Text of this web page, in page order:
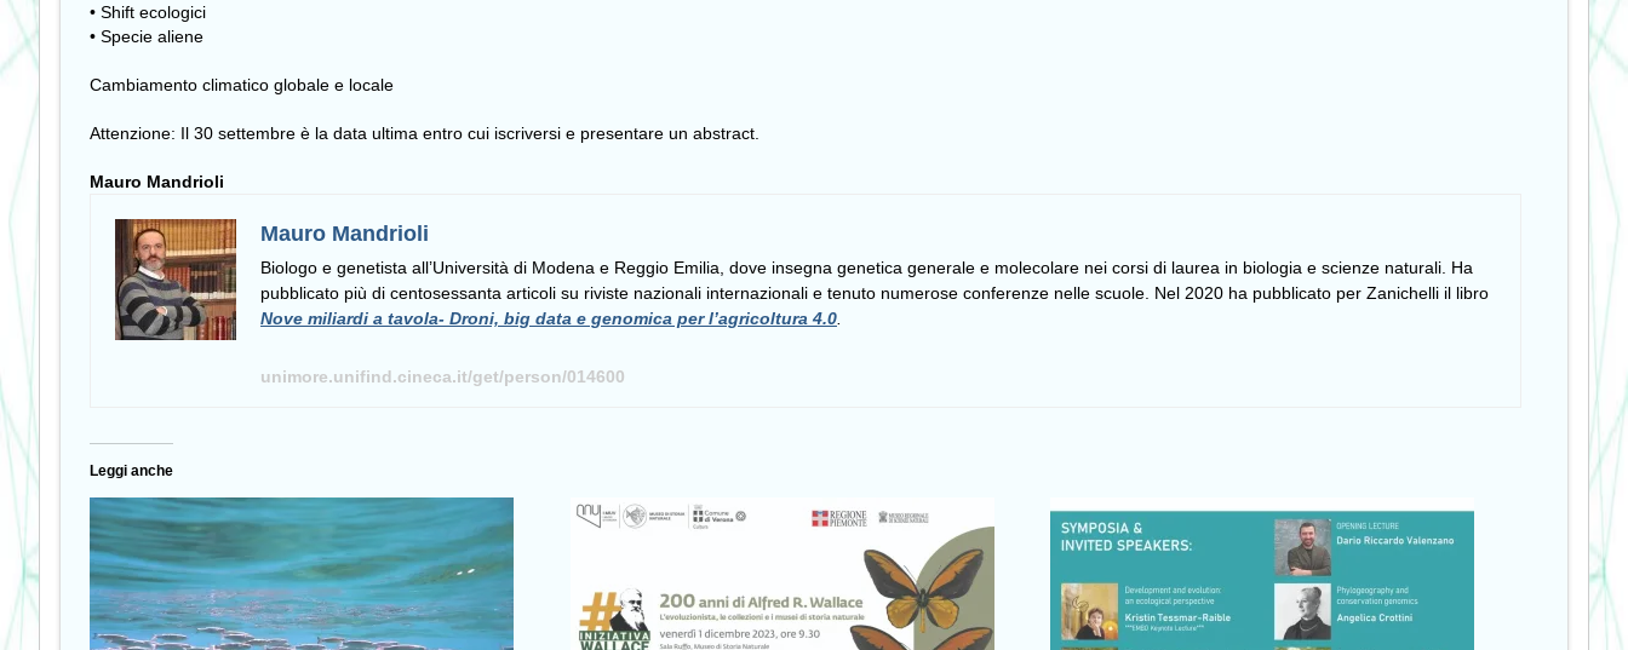
• Shift ecologici
• Specie aliene
Cambiamento climatico globale e locale
Attenzione: Il 30 settembre è la data ultima entro cui iscriversi e presentare un abstract.
Mauro Mandrioli
Mauro Mandrioli
Biologo e genetista all’Università di Modena e Reggio Emilia, dove insegna genetica generale e molecolare nei corsi di laurea in biologia e scienze naturali. Ha
pubblicato più di centosessanta articoli su riviste nazionali internazionali e tenuto numerose conferenze nelle scuole. Nel 2020 ha pubblicato per Zanichelli il libro
Nove miliardi a tavola- Droni, big data e genomica per l’agricoltura 4.0
unimore.unifind.cineca.it/get/person/014600
Leggi anche